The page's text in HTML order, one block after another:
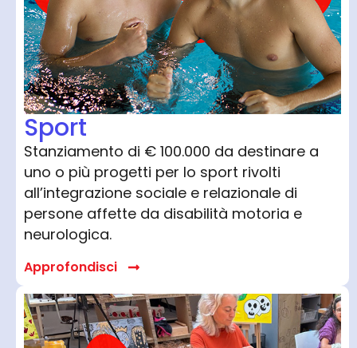
Sport
Stanziamento di € 100.000 da destinare a
uno o più progetti per lo sport rivolti
all’integrazione sociale e relazionale di
persone affette da disabilità motoria e
neurologica.
Approfondisci